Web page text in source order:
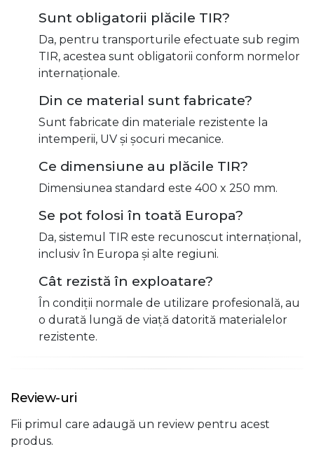
Sunt obligatorii plăcile TIR?
Da, pentru transporturile efectuate sub regim
TIR, acestea sunt obligatorii conform normelor
internaționale.
Din ce material sunt fabricate?
Sunt fabricate din materiale rezistente la
intemperii, UV și șocuri mecanice.
Ce dimensiune au plăcile TIR?
Dimensiunea standard este 400 x 250 mm.
Se pot folosi în toată Europa?
Da, sistemul TIR este recunoscut internațional,
inclusiv în Europa și alte regiuni.
Cât rezistă în exploatare?
În condiții normale de utilizare profesională, au
o durată lungă de viață datorită materialelor
rezistente.
Review-uri
Fii primul care adaugă un review pentru acest
produs.